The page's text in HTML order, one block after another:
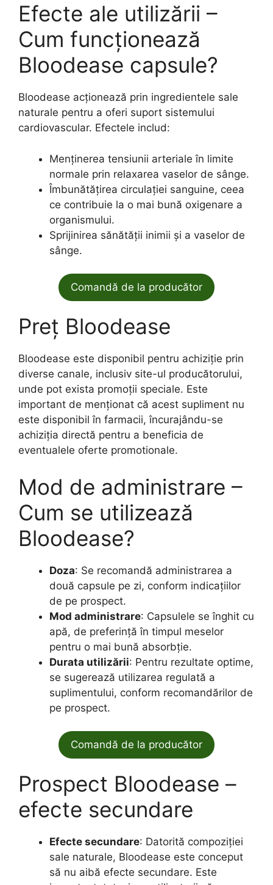
Efecte ale utilizării –
Cum funcționează
Bloodease capsule?
Bloodease acționează prin ingredientele sale
naturale pentru a oferi suport sistemului
cardiovascular. Efectele includ:
Menținerea tensiunii arteriale în limite
normale prin relaxarea vaselor de sânge.
Îmbunătățirea circulației sanguine, ceea
ce contribuie la o mai bună oxigenare a
organismului.
Sprijinirea sănătății inimii și a vaselor de
sânge.
Comandă de la producător
Preț Bloodease
Bloodease este disponibil pentru achiziție prin
diverse canale, inclusiv site-ul producătorului,
unde pot exista promoții speciale. Este
important de menționat că acest supliment nu
este disponibil în farmacii, încurajându-se
achiziția directă pentru a beneficia de
eventualele oferte promotionale.
Mod de administrare –
Cum se utilizează
Bloodease?
Doza: Se recomandă administrarea a
două capsule pe zi, conform indicațiilor
de pe prospect.
Mod administrare: Capsulele se înghit cu
apă, de preferință în timpul meselor
pentru o mai bună absorbție.
Durata utilizării: Pentru rezultate optime,
se sugerează utilizarea regulată a
suplimentului, conform recomandărilor de
pe prospect.
Comandă de la producător
Prospect Bloodease –
efecte secundare
Efecte secundare: Datorită compoziției
sale naturale, Bloodease este conceput
să nu aibă efecte secundare. Este